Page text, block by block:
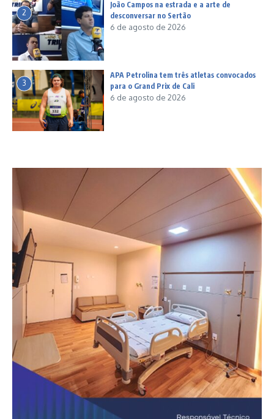
2
João Campos na estrada e a arte de
desconversar no Sertão
6 de agosto de 2026
3
APA Petrolina tem três atletas convocados
para o Grand Prix de Cali
6 de agosto de 2026